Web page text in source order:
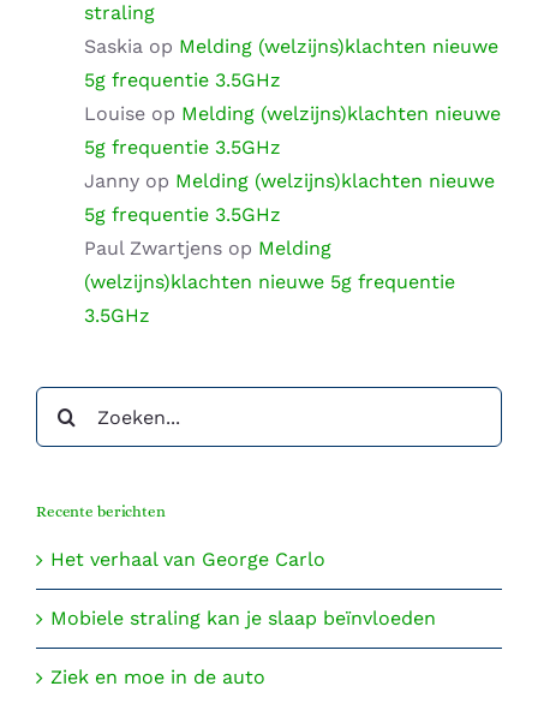
straling
Saskia op Melding (welzijns)klachten nieuwe
5g frequentie 3.5GHz
Louise op Melding (welzijns)klachten nieuwe
5g frequentie 3.5GHz
Janny op Melding (welzijns)klachten nieuwe
5g frequentie 3.5GHz
Paul Zwartjens op Melding
(welzijns)klachten nieuwe 5g frequentie
3.5GHz
naar:
Recente berichten
Het verhaal van George Carlo
Mobiele straling kan je slaap beïnvloeden
Ziek en moe in de auto